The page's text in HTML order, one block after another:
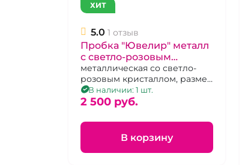
ХИТ
5.0 1 отзыв
Пробка "Ювелир" металл
с светло-розовым
кристаллом М
металлическая со светло-
розовым кристаллом, размер
MВ наличии: 1 шт.
2 500 pуб.
В корзину